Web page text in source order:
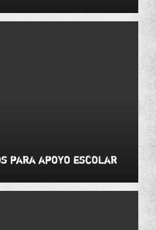
para apoyo escolar